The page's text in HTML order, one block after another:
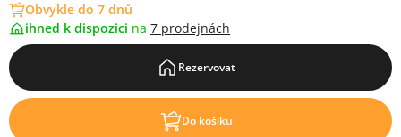
Obvykle do 7 dnů
ihned k dispozici na 7 prodejnách
Rezervovat
Do košíku